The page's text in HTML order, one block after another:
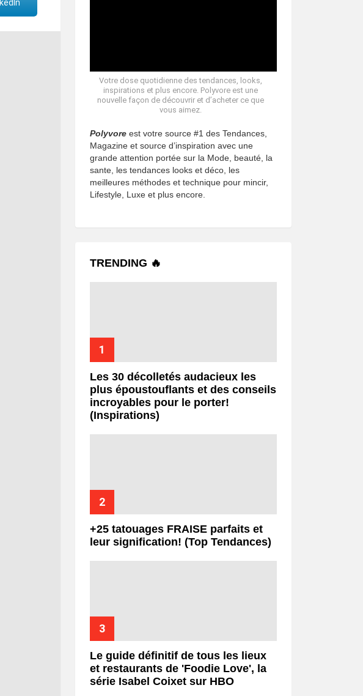
Votre dose quotidienne des tendances, looks,
inspirations et plus encore. Polyvore est une
nouvelle façon de découvrir et d’acheter ce que
vous aimez.
Polyvore est votre source #1 des Tendances,
Magazine et source d’inspiration avec une
grande attention portée sur la Mode, beauté, la
sante, les tendances looks et déco, les
meilleures méthodes et technique pour mincir,
Lifestyle, Luxe et plus encore.
TRENDING 🔥
Les 30 décolletés audacieux les
plus époustouflants et des conseils
incroyables pour le porter!
(Inspirations)
+25 tatouages ​​FRAISE parfaits et
leur signification! (Top Tendances)
Le guide définitif de tous les lieux
et restaurants de 'Foodie Love', la
série Isabel Coixet sur HBO